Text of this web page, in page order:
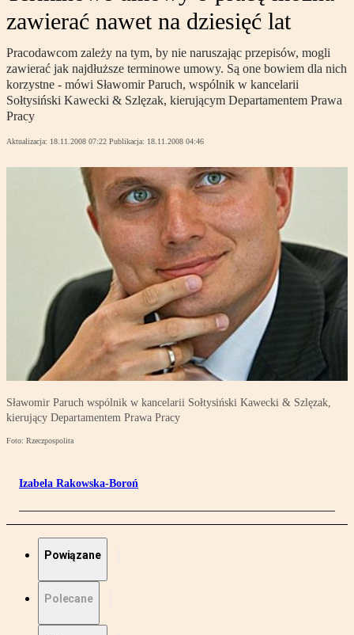
zawierać nawet na dziesięć lat
Pracodawcom zależy na tym, by nie naruszając przepisów, mogli
zawierać jak najdłuższe terminowe umowy. Są one bowiem dla nich
korzystne - mówi Sławomir Paruch, wspólnik w kancelarii
Sołtysiński Kawecki & Szlęzak, kierującym Departamentem Prawa
Pracy
Aktualizacja: 18.11.2008 07:22 Publikacja: 18.11.2008 04:46
Sławomir Paruch wspólnik w kancelarii Sołtysiński Kawecki & Szlęzak,
kierujący Departamentem Prawa Pracy
Foto: Rzeczpospolita
Izabela Rakowska-Boroń
Powiązane
Polecane